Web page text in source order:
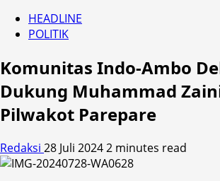
HEADLINE
POLITIK
Komunitas Indo-Ambo
Dukung Muhammad
Pilwakot Parepare
Redaksi 28 Juli 20242 minutes read